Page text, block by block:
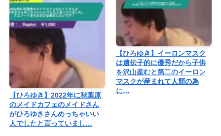
【ひろゆき】2022年に秋葉原
のメイドカフェのメイドさん
がひろゆきさんめっちゃいい
人でしたと言っていまし…
【ひろゆき】イーロンマスク
は遺伝子的に優秀だから子供
を沢山産むと第二のイーロン
マスクが産まれて人類の為
に…